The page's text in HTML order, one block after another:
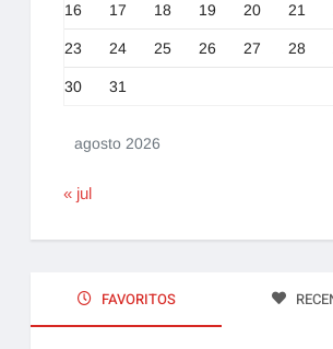
agosto 2026
16 17 18 19 20 21
23 24 25 26 27 28
30 31
« jul
FAVORITOS